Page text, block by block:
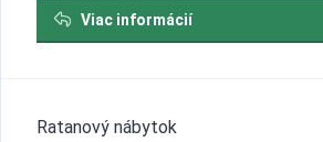
Viac informácií
Ratanový nábytok